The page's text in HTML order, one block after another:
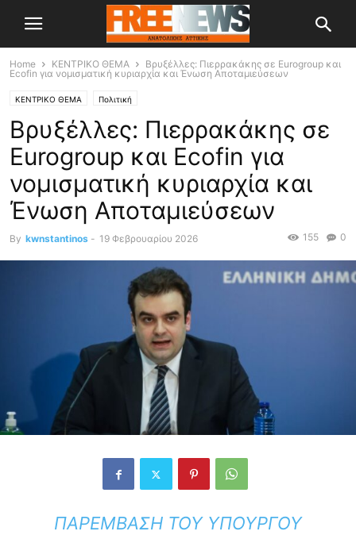
Home ΚΕΝΤΡΙΚΟ ΘΕΜΑ
Βρυξέλλες: Πιερρακάκης σε Eurogroup και
Ecofin για νομισματική κυριαρχία και Ένωση Αποταμιεύσεων
ΚΕΝΤΡΙΚΟ ΘΕΜΑ Πολιτική
Βρυξέλλες: Πιερρακάκης σε
Eurogroup και Ecofin για
νομισματική κυριαρχία και
Ένωση Αποταμιεύσεων
By kwnstantinos - 19 Φεβρουαρίου 2026 0
155
ΠΑΡΈΜΒΑΣΗ ΤΟΥ ΥΠΟΥΡΓΟΎ